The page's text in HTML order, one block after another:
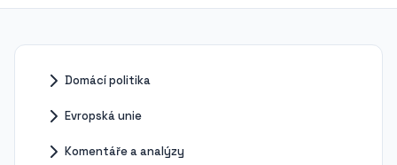
Domácí politika
Evropská unie
Komentáře a analýzy